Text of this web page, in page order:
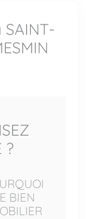
SAINT-
?
BIEN